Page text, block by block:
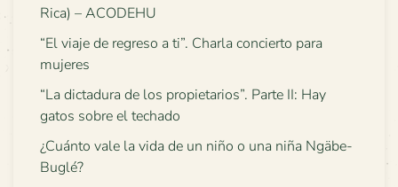
Rica) – ACODEHU
“El viaje de regreso a ti”. Charla concierto para
mujeres
“La dictadura de los propietarios”. Parte II: Hay
gatos sobre el techado
¿Cuánto vale la vida de un niño o una niña Ngäbe-
Buglé?